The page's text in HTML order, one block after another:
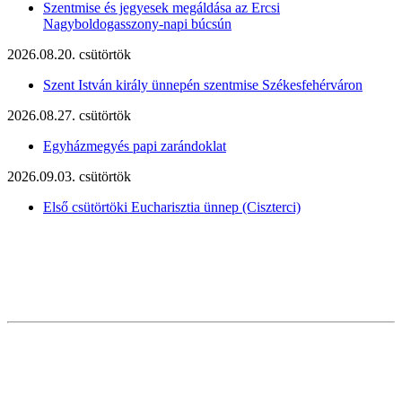
Szentmise és jegyesek megáldása az Ercsi
Nagyboldogasszony-napi búcsún
2026.08.20. csütörtök
Szent István király ünnepén szentmise Székesfehérváron
2026.08.27. csütörtök
Egyházmegyés papi zarándoklat
2026.09.03. csütörtök
Első csütörtöki Eucharisztia ünnep (Ciszterci)